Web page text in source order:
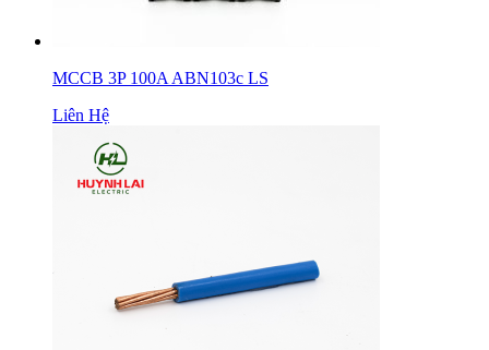
MCCB 3P 100A ABN103c LS
Liên Hệ